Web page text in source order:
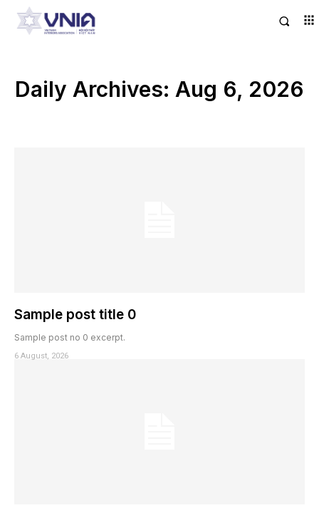
Daily Archives: Aug 6, 2026
Sample post title 0
Sample post no 0 excerpt.
6 August, 2026